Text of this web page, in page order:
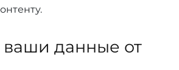
данные от